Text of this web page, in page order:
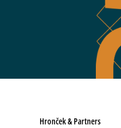
Hronček & Partners